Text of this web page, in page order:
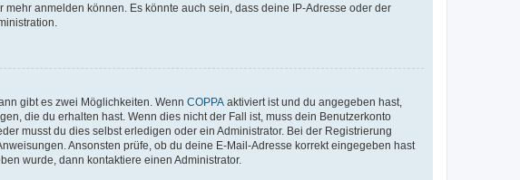
anmelden können. Es könnte auch sein, dass deine IP-Adresse oder der
gibt es zwei Möglichkeiten. Wenn COPPA aktiviert ist und du angegeben hast,
die du erhalten hast. Wenn dies nicht der Fall ist, muss dein Benutzerkonto
musst du dies selbst erledigen oder ein Administrator. Bei der Registrierung
Ansonsten prüfe, ob du deine E-Mail-Adresse korrekt eingegeben hast
wurde, dann kontaktiere einen Administrator.